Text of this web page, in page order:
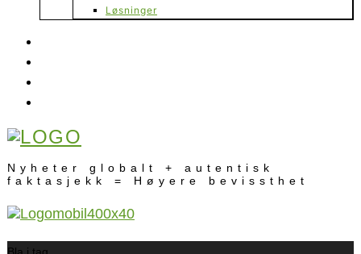
Løsninger
Nyheter globalt + autentisk
faktasjekk = Høyere bevissthet